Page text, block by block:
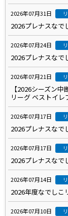
2026年07月31日
2026プレナスなで
2026年07月24日
2026プレナスなで
2026年07月21日
【2026シーズン
リーグ ベストイレ
2026年07月17日
2026プレナスな
2026年07月17日
2026プレナスな
2026年07月14日
2026年度なでし
2026年07月10日